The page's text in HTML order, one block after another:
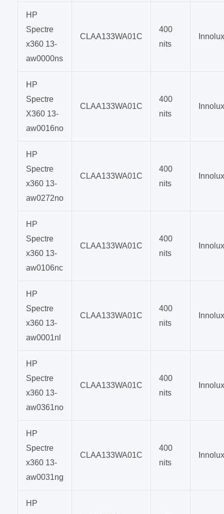
HP
Spectre
x360 13-
aw0000ns
CLAA133WA01C
400
nits
Innolux
HP
Spectre
X360 13-
aw0016no
CLAA133WA01C
400
nits
Innolux
HP
Spectre
x360 13-
aw0272no
CLAA133WA01C
400
nits
Innolux
HP
Spectre
x360 13-
aw0106nc
CLAA133WA01C
400
nits
Innolux
HP
Spectre
x360 13-
aw0001nl
CLAA133WA01C
400
nits
Innolux
HP
Spectre
x360 13-
aw0361no
CLAA133WA01C
400
nits
Innolux
HP
Spectre
x360 13-
aw0031ng
CLAA133WA01C
400
nits
Innolux
HP